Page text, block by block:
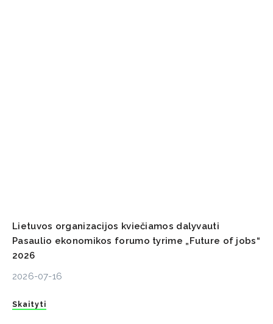
Lietuvos organizacijos kviečiamos dalyvauti
Pasaulio ekonomikos forumo tyrime „Future of jobs“
2026
2026-07-16
Skaityti